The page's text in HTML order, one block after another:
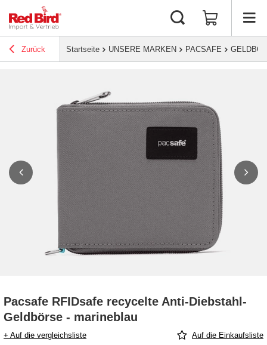
Zurück Startseite UNSERE MARKEN PACSAFE
Pacsafe RFIDsafe recycelte Anti-Diebstahl-
Geldbörse - marineblau
+ Auf die vergleichsliste Auf die Einkaufsliste